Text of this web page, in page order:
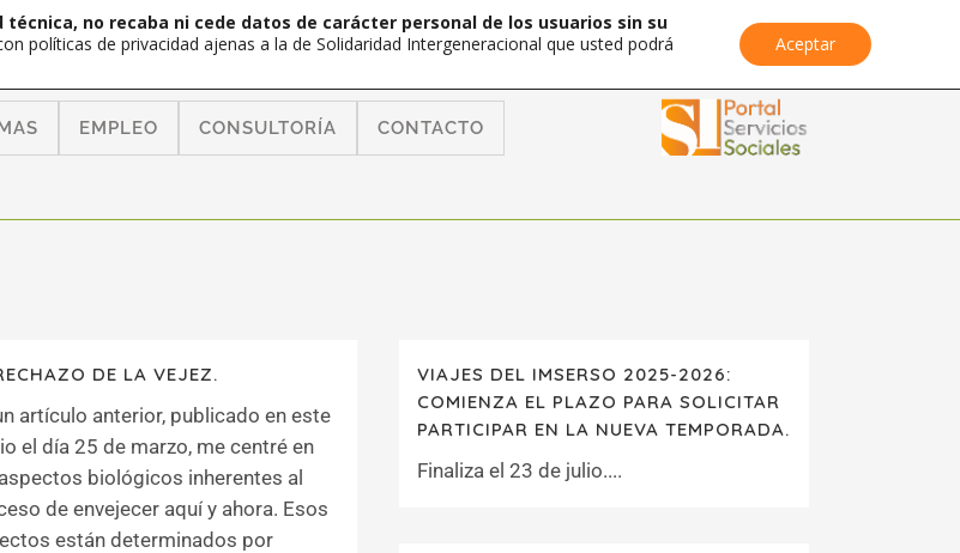
EMPLEO CONSULTORÍA CONTACTO
DE LA VEJEZ.
artículo anterior, publicado en este
el día 25 de marzo, me centré en
biológicos inherentes al
de envejecer aquí y ahora. Esos
están determinados por
VIAJES DEL IMSERSO 2025-2026:
COMIENZA EL PLAZO PARA SOLICITAR
PARTICIPAR EN LA NUEVA TEMPORADA.
Finaliza el 23 de julio....
no recaba ni cede datos de carácter personal de los usuarios sin su
políticas de privacidad ajenas a la de Solidaridad Intergeneracional que usted podrá
Aceptar